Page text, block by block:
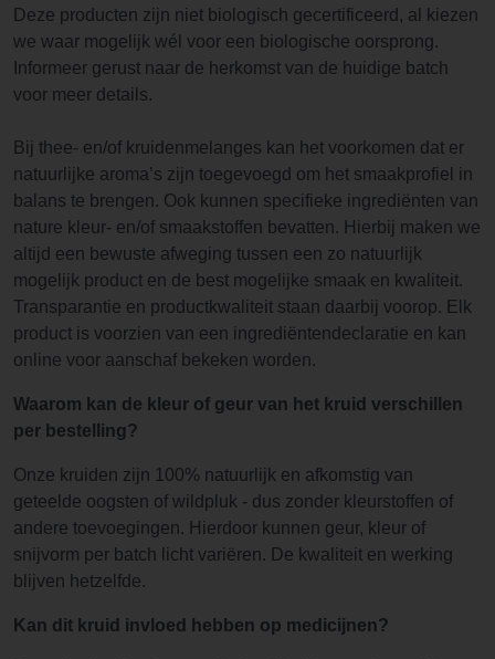
Deze producten zijn niet biologisch gecertificeerd, al kiezen
we waar mogelijk wél voor een biologische oorsprong.
Informeer gerust naar de herkomst van de huidige batch
voor meer details.
Bij thee- en/of kruidenmelanges kan het voorkomen dat er
natuurlijke aroma’s zijn toegevoegd om het smaakprofiel in
balans te brengen. Ook kunnen specifieke ingrediënten van
nature kleur- en/of smaakstoffen bevatten. Hierbij maken we
altijd een bewuste afweging tussen een zo natuurlijk
mogelijk product en de best mogelijke smaak en kwaliteit.
Transparantie en productkwaliteit staan daarbij voorop. Elk
product is voorzien van een ingrediëntendeclaratie en kan
online voor aanschaf bekeken worden.
Waarom kan de kleur of geur van het kruid verschillen
per bestelling?
Onze kruiden zijn 100% natuurlijk en afkomstig van
geteelde oogsten of wildpluk - dus zonder kleurstoffen of
andere toevoegingen. Hierdoor kunnen geur, kleur of
snijvorm per batch licht variëren. De kwaliteit en werking
blijven hetzelfde.
Kan dit kruid invloed hebben op medicijnen?